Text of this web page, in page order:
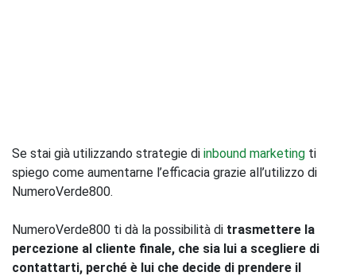
Se stai già utilizzando strategie di inbound marketing ti
spiego come aumentarne l’efficacia grazie all’utilizzo di
NumeroVerde800.
NumeroVerde800 ti dà la possibilità di trasmettere la
percezione al cliente finale, che sia lui a scegliere di
contattarti, perché è lui che decide di prendere il